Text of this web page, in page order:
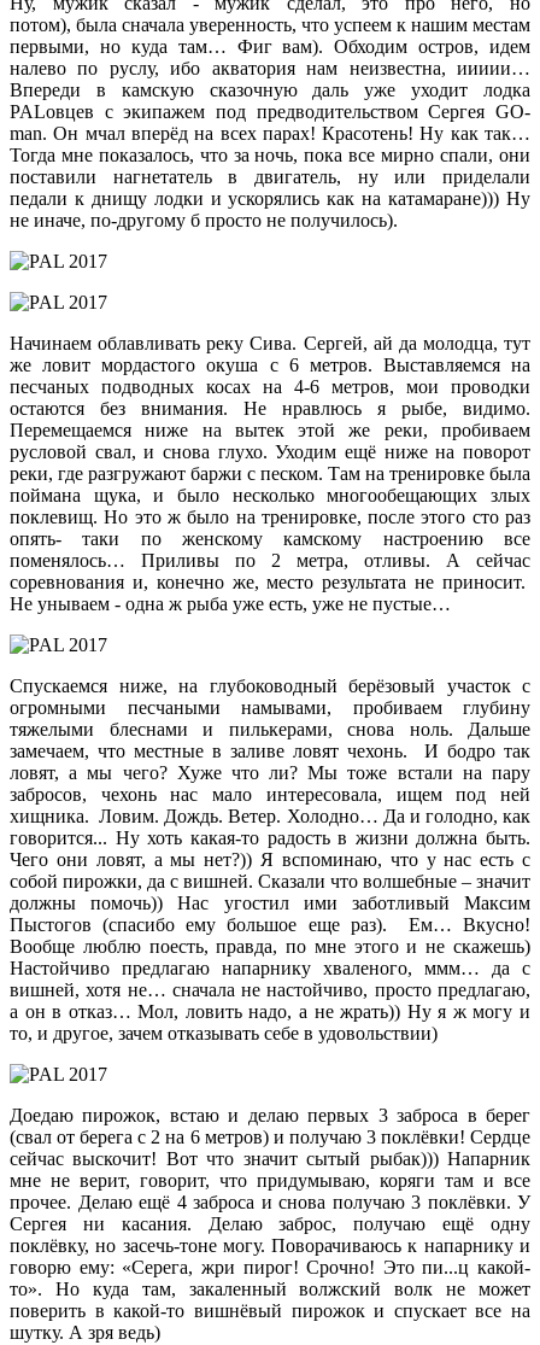
потом), была сначала уверенность, что успеем к нашим местам
первыми, но куда там… Фиг вам). Обходим остров, идем
налево по руслу, ибо акватория нам неизвестна, иииии…
Впереди в камскую сказочную даль уже уходит лодка
PALовцев с экипажем под предводительством Сергея GO-
man. Он мчал вперёд на всех парах! Красотень! Ну как так…
Тогда мне показалось, что за ночь, пока все мирно спали, они
поставили нагнетатель в двигатель, ну или приделали
педали к днищу лодки и ускорялись как на катамаране))) Ну
не иначе, по-другому б просто не получилось).
Начинаем облавливать реку Сива. Сергей, ай да молодца, тут
же ловит мордастого окуша с 6 метров. Выставляемся на
песчаных подводных косах на 4-6 метров, мои проводки
остаются без внимания. Не нравлюсь я рыбе, видимо.
Перемещаемся ниже на вытек этой же реки, пробиваем
русловой свал, и снова глухо. Уходим ещё ниже на поворот
реки, где разгружают баржи с песком. Там на тренировке была
поймана щука, и было несколько многообещающих злых
поклевищ. Но это ж было на тренировке, после этого сто раз
опять- таки по женскому камскому настроению все
поменялось… Приливы по 2 метра, отливы. А сейчас
соревнования и, конечно же, место результата не приносит.
Не унываем - одна ж рыба уже есть, уже не пустые…
Спускаемся ниже, на глубоководный берёзовый участок с
огромными песчаными намывами, пробиваем глубину
тяжелыми блеснами и пилькерами, снова ноль. Дальше
замечаем, что местные в заливе ловят чехонь. И бодро так
ловят, а мы чего? Хуже что ли? Мы тоже встали на пару
забросов, чехонь нас мало интересовала, ищем под ней
хищника. Ловим. Дождь. Ветер. Холодно… Да и голодно, как
говорится... Ну хоть какая-то радость в жизни должна быть.
Чего они ловят, а мы нет?)) Я вспоминаю, что у нас есть с
собой пирожки, да с вишней. Сказали что волшебные – значит
должны помочь)) Нас угостил ими заботливый Максим
Пыстогов (спасибо ему большое еще раз). Ем… Вкусно!
Вообще люблю поесть, правда, по мне этого и не скажешь)
Настойчиво предлагаю напарнику хваленого, ммм… да с
вишней, хотя не… сначала не настойчиво, просто предлагаю,
а он в отказ… Мол, ловить надо, а не жрать)) Ну я ж могу и
то, и другое, зачем отказывать себе в удовольствии)
Доедаю пирожок, встаю и делаю первых 3 заброса в берег
(свал от берега с 2 на 6 метров) и получаю 3 поклёвки! Сердце
сейчас выскочит! Вот что значит сытый рыбак))) Напарник
мне не верит, говорит, что придумываю, коряги там и все
прочее. Делаю ещё 4 заброса и снова получаю 3 поклёвки. У
Сергея ни касания. Делаю заброс, получаю ещё одну
поклёвку, но засечь-тоне могу. Поворачиваюсь к напарнику и
говорю ему: «Серега, жри пирог! Срочно! Это пи...ц какой-
то». Но куда там, закаленный волжский волк не может
поверить в какой-то вишнёвый пирожок и спускает все на
шутку. А зря ведь)